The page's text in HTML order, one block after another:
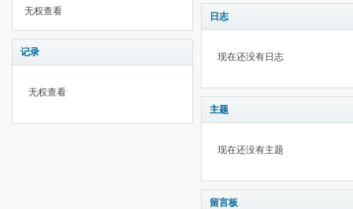
无权查看
记录
无权查看
日志
现在还没有日志
主题
现在还没有主题
留言板